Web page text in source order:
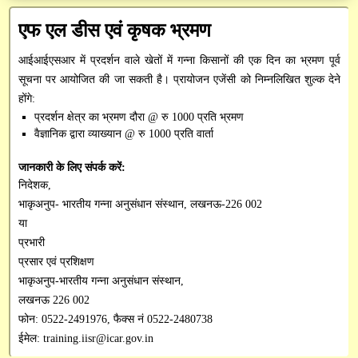
Institute Technology Management Unit
पुस्तकें / मैनुअल
रिसर्च फ्रेमवर्क दस्तावेज़
ICAR-ERP
भाकृअनुप मेल
AEBAS
शोध सेवा
CeRA
SSCNARS
प्रसार सेवा
mKisan
पेमेंट गेटवे
Unified eSupport System
सन्देश
परिपत्र
डाटाबेस
विभिन्न डाउनलोड
आरटीआई आधिकारी
सतर्कता अधिकारी
एफ एल डीस एवं कृषक भ्रमण
आईआईएसआर में प्रदर्शन वाले खेतों में गन्ना किसानों की एक दिन का भ्रमण पूर्व
सूचना पर आयोजित की जा सकती है। प्रायोजन एजेंसी को निम्नलिखित शुल्क देने
होंगे:
प्रदर्शन क्षेत्र का भ्रमण दौरा @ रु 1000 प्रति भ्रमण
वैज्ञानिक द्वारा व्याख्यान @ रु 1000 प्रति वार्ता
जानकारी के लिए संपर्क करें:
निदेशक,
भाकृअनुप- भारतीय गन्ना अनुसंधान संस्थान, लखनऊ-226 002
या
प्रभारी
प्रसार एवं प्रशिक्षण
भाकृअनुप-भारतीय गन्ना अनुसंधान संस्थान,
लखनऊ 226 002
फोन: 0522-2491976, फैक्स नं 0522-2480738
ईमेल: training.iisr@icar.gov.in